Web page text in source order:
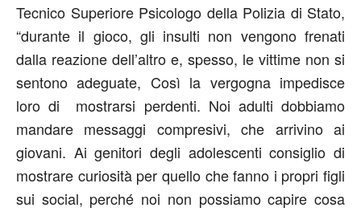
Tecnico Superiore Psicologo della Polizia di Stato,
“durante il gioco, gli insulti non vengono frenati
dalla reazione dell’altro e, spesso, le vittime non si
sentono adeguate, Così la vergogna impedisce
loro di mostrarsi perdenti. Noi adulti dobbiamo
mandare messaggi compresivi, che arrivino ai
giovani. Ai genitori degli adolescenti consiglio di
mostrare curiosità per quello che fanno i propri figli
sui social, perché noi non possiamo capire cosa